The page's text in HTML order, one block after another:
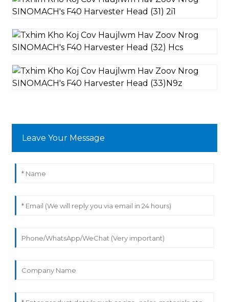
Leave Your Message